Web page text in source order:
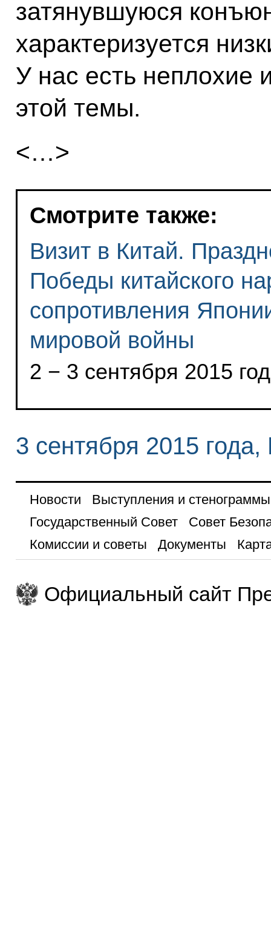
затянувшуюся
характеризуется
У нас есть неплохие
этой темы.
<…>
Смотрите также:
Визит в Китай.
Победы китайского
сопротивления
мировой войны
2 − 3 сентября 2015
3 сентября 2015 года,
Новости
Выступления и стенограммы
Государственный Совет
Совет
Комиссии и советы
Документы
Официальный сайт